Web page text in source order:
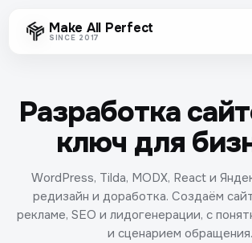
Make All Perfect
SINCE 2017
Разработка
ключ для
WordPress, Tilda, MODX, React и
редизайн и доработка. Создаём
рекламе, SEO и лидогенерации, с
и сценарием обращения.